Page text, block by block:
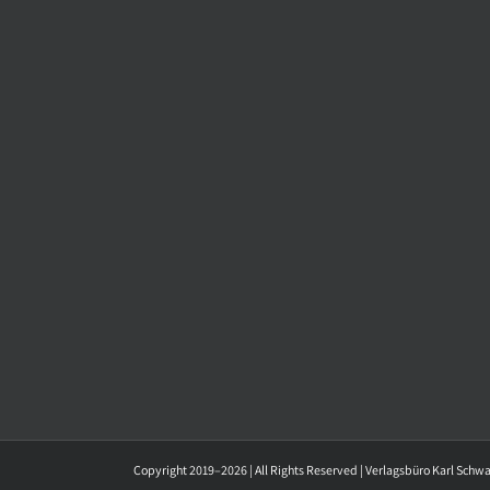
Copyright 2019–2026 | All Rights Reserved | Verlagsbüro Karl